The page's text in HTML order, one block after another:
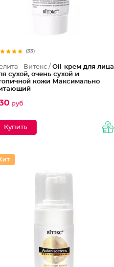
(33)
- Витекс / Oil-крем для лица
сухой, очень сухой и
кожи Максимально
руб